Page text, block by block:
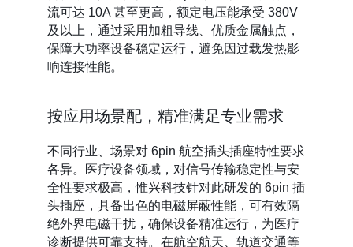
流可达 10A 甚至更高，额定电压能承受 380V
及以上，通过采用加粗导线、优质金属触点，
保障大功率设备稳定运行，避免因过载发热影
响连接性能。
按应用场景配，精准满足专业需求
不同行业、场景对 6pin 航空插头插座特性要求
各异。医疗设备领域，对信号传输稳定性与安
全性要求极高，惟兴科技针对此研发的 6pin 插
头插座，具备出色的电磁屏蔽性能，可有效隔
绝外界电磁干扰，确保设备精准运行，为医疗
诊断提供可靠支持。在航空航天、轨道交通等